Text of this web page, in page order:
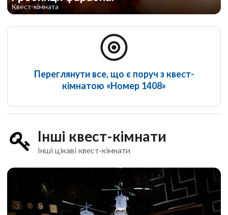
Квест-кімната
Переглянути все, що є поруч з квест-
кімнатою «Номер 1408»
Інші квест-кімнати
Інші цікаві квест-кімнати